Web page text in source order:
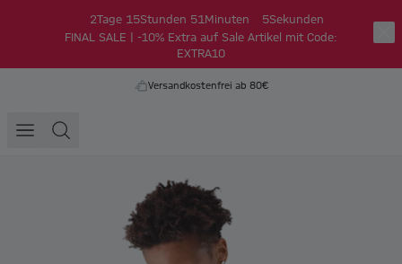
2Tage 15Stunden 51Minuten 5Sekunden
FINAL SALE | -10% Extra auf Sale Artikel mit Code:
EXTRA10
Versandkostenfrei ab 80€